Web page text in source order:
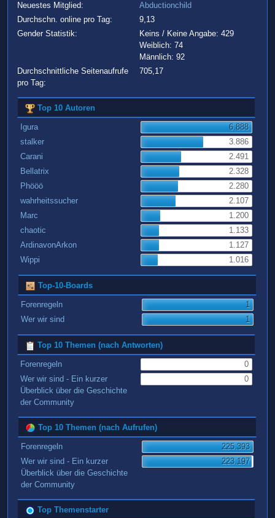
Neuestes Mitglied:
Abductionchild
Durchschn. online pro Tag:
9,13
Gender Statistik:
Keins / Keine Angabe: 429
Weiblich: 74
Männlich: 92
Durchschnittliche Seitenaufrufe
pro Tag:
705,17
Top 10 Autoren
Igura
6.888
stalker
3.886
Carani
2.491
Bellatrix
2.328
Phööö
2.280
wahrheitssucher
2.107
Marc
1.200
chaotic
1.133
ArdinavonArkon
1.127
Wippi
1.016
Top-10-Boards
Forenregeln
1
Wer wir sind
1
Top 10 Themen (nach Antworten)
Forenregeln
0
Wer wir sind - Ein kurzer
Überblick über die Geschichte
der Community
0
Top 10 Themen (nach Aufrufen)
Forenregeln
225.393
Wer wir sind - Ein kurzer
Überblick über die Geschichte
der Community
223.197
Top Themenstarter